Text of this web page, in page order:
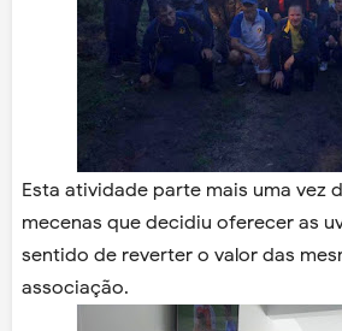
Esta atividade parte mais uma vez
mecenas que decidiu oferecer as
sentido de reverter o valor das
associação.